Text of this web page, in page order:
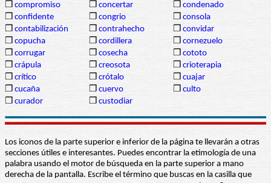
❒ compromiso ❒ concertar ❒ condenado
❒ confidente ❒ congrio ❒ consola
❒ contabilización ❒ contrahecho ❒ convidar
❒ copucha ❒ cordillera ❒ cornezuelo
❒ corrugar ❒ cosecha ❒ cototo
❒ crápula ❒ creosota ❒ crioterapia
❒ crítico ❒ crótalo ❒ cuajar
❒ cucaña ❒ cuervo ❒ culto
❒ curador ❒ custodiar
Los iconos de la parte superior e inferior de la página te llevarán a otras
secciones útiles e interesantes. Puedes encontrar la etimología de una
palabra usando el motor de búsqueda en la parte superior a mano
derecha de la pantalla. Escribe el término que buscas en la casilla que